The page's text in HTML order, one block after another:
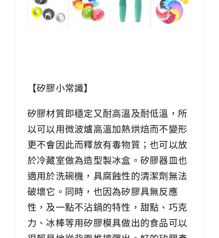
【矽膠小常識】
矽膠材質即穩定又耐高溫及耐低溫，所
以可以用微波爐高溫加熱烘焙而不變形
更不會因此而釋放有毒物質；也可以放
於冷藏室做為造型製冰盒。矽膠器皿也
適用於洗碗機，具腐蝕性的清潔劑無法
破壞它。同時，也因為矽膠具無反應
性，及一點不沾鍋的特性，甜點、巧克
力、冰棒等用矽膠模具做出的食品可以